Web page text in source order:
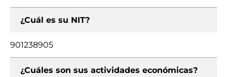
¿Cuál es su NIT?
901238905
¿Cuáles son sus actividades económicas?